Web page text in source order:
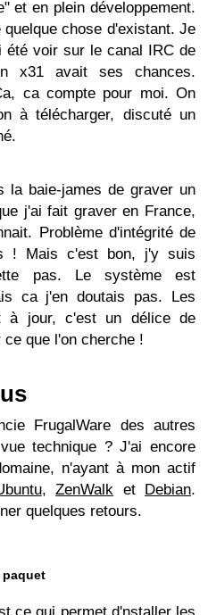
et en plein développement.
chose d'existant. Je
été voir sur le canal IRC de
x31 avait ses chances.
ca compte pour moi. On
à télécharger, discuté un
la baie-james de graver un
j'ai fait graver en France,
Problème d'intégrité de
! Mais c'est bon, j'y suis
pas. Le système est
ca j'en doutais pas. Les
à jour, c'est un délice de
que l'on cherche !
FrugalWare des autres
technique ? J'ai encore
n'ayant à mon actif
,ZenWalk et Debian.
quelques retours.
paquet